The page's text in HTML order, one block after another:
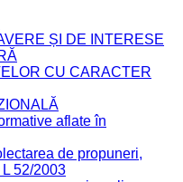
ȘI DE INTERESE
CU CARACTER
aflate în
de propuneri,
52/2003